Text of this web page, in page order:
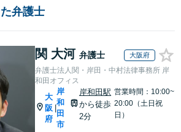
弁護士
関 大河 弁護士 大阪府
弁護士法人関・岸田・中村法律事務所 岸
和田オフィス
大
阪
府
岸
和
田
市
岸和田駅
から徒歩
2分
営業時間：10:00~
20:00（土日祝
日）